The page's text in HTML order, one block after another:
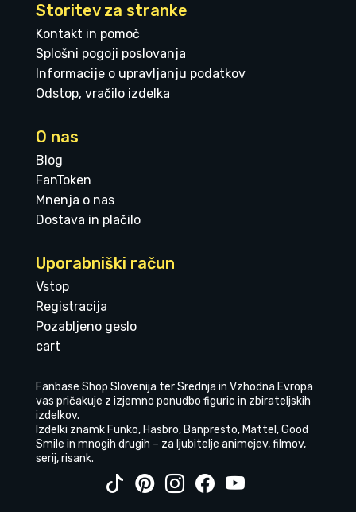
Storitev za stranke
Kontakt in pomoč
Splošni pogoji poslovanja
Informacije o upravljanju podatkov
Odstop, vračilo izdelka
O nas
Blog
FanToken
Mnenja o nas
Dostava in plačilo
Uporabniški račun
Vstop
Registracija
Pozabljeno geslo
cart
Fanbase Shop Slovenija ter Srednja in Vzhodna Evropa
vas pričakuje z izjemno ponudbo figuric in zbirateljskih
izdelkov.
Izdelki znamk Funko, Hasbro, Banpresto, Mattel, Good
Smile in mnogih drugih – za ljubitelje animejev, filmov,
serij, risank.